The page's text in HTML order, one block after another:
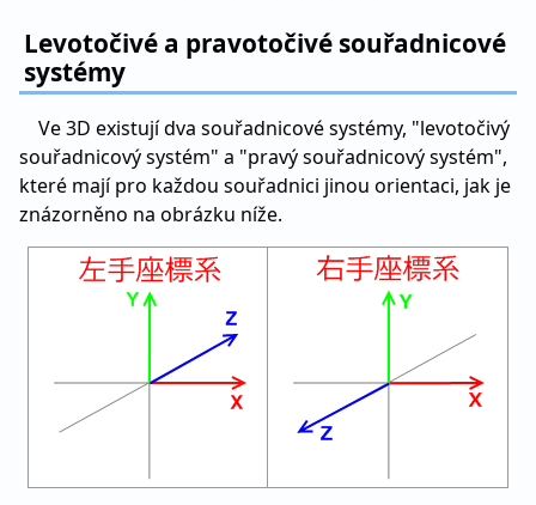
Levotočivé a pravotočivé souřadnicové
systémy
Ve 3D existují dva souřadnicové systémy, "levotočivý
souřadnicový systém" a "pravý souřadnicový systém",
které mají pro každou souřadnici jinou orientaci, jak je
znázorněno na obrázku níže.